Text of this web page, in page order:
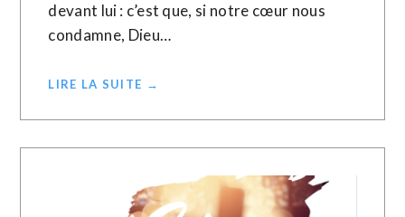
devant lui : c’est que, si notre cœur nous
condamne, Dieu…
LIRE LA SUITE →